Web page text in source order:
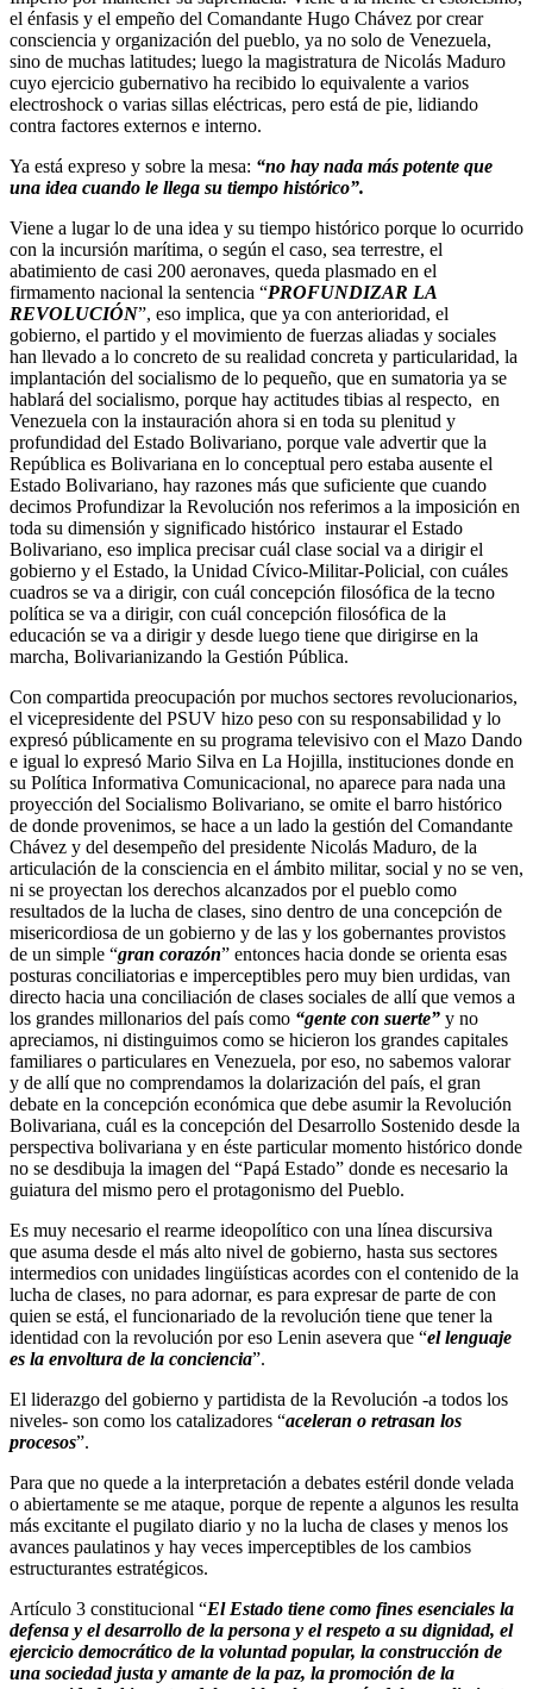
el énfasis y el empeño del Comandante Hugo Chávez por crear
consciencia y organización del pueblo, ya no solo de Venezuela,
sino de muchas latitudes; luego la magistratura de Nicolás Maduro
cuyo ejercicio gubernativo ha recibido lo equivalente a varios
electroshock o varias sillas eléctricas, pero está de pie, lidiando
contra factores externos e interno.
Ya está expreso y sobre la mesa: “no hay nada más potente que
una idea cuando le llega su tiempo histórico”.
Viene a lugar lo de una idea y su tiempo histórico porque lo ocurrido
con la incursión marítima, o según el caso, sea terrestre, el
abatimiento de casi 200 aeronaves, queda plasmado en el
firmamento nacional la sentencia “PROFUNDIZAR LA
REVOLUCIÓN”, eso implica, que ya con anterioridad, el
gobierno, el partido y el movimiento de fuerzas aliadas y sociales
han llevado a lo concreto de su realidad concreta y particularidad, la
implantación del socialismo de lo pequeño, que en sumatoria ya se
hablará del socialismo, porque hay actitudes tibias al respecto, en
Venezuela con la instauración ahora si en toda su plenitud y
profundidad del Estado Bolivariano, porque vale advertir que la
República es Bolivariana en lo conceptual pero estaba ausente el
Estado Bolivariano, hay razones más que suficiente que cuando
decimos Profundizar la Revolución nos referimos a la imposición en
toda su dimensión y significado histórico instaurar el Estado
Bolivariano, eso implica precisar cuál clase social va a dirigir el
gobierno y el Estado, la Unidad Cívico-Militar-Policial, con cuáles
cuadros se va a dirigir, con cuál concepción filosófica de la tecno
política se va a dirigir, con cuál concepción filosófica de la
educación se va a dirigir y desde luego tiene que dirigirse en la
marcha, Bolivarianizando la Gestión Pública.
Con compartida preocupación por muchos sectores revolucionarios,
el vicepresidente del PSUV hizo peso con su responsabilidad y lo
expresó públicamente en su programa televisivo con el Mazo Dando
e igual lo expresó Mario Silva en La Hojilla, instituciones donde en
su Política Informativa Comunicacional, no aparece para nada una
proyección del Socialismo Bolivariano, se omite el barro histórico
de donde provenimos, se hace a un lado la gestión del Comandante
Chávez y del desempeño del presidente Nicolás Maduro, de la
articulación de la consciencia en el ámbito militar, social y no se ven,
ni se proyectan los derechos alcanzados por el pueblo como
resultados de la lucha de clases, sino dentro de una concepción de
misericordiosa de un gobierno y de las y los gobernantes provistos
de un simple “gran corazón” entonces hacia donde se orienta esas
posturas conciliatorias e imperceptibles pero muy bien urdidas, van
directo hacia una conciliación de clases sociales de allí que vemos a
los grandes millonarios del país como “gente con suerte” y no
apreciamos, ni distinguimos como se hicieron los grandes capitales
familiares o particulares en Venezuela, por eso, no sabemos valorar
y de allí que no comprendamos la dolarización del país, el gran
debate en la concepción económica que debe asumir la Revolución
Bolivariana, cuál es la concepción del Desarrollo Sostenido desde la
perspectiva bolivariana y en éste particular momento histórico donde
no se desdibuja la imagen del “Papá Estado” donde es necesario la
guiatura del mismo pero el protagonismo del Pueblo.
Es muy necesario el rearme ideopolítico con una línea discursiva
que asuma desde el más alto nivel de gobierno, hasta sus sectores
intermedios con unidades lingüísticas acordes con el contenido de la
lucha de clases, no para adornar, es para expresar de parte de con
quien se está, el funcionariado de la revolución tiene que tener la
identidad con la revolución por eso Lenin asevera que “el lenguaje
es la envoltura de la conciencia”.
El liderazgo del gobierno y partidista de la Revolución -a todos los
niveles- son como los catalizadores “aceleran o retrasan los
procesos”.
Para que no quede a la interpretación a debates estéril donde velada
o abiertamente se me ataque, porque de repente a algunos les resulta
más excitante el pugilato diario y no la lucha de clases y menos los
avances paulatinos y hay veces imperceptibles de los cambios
estructurantes estratégicos.
Artículo 3 constitucional “El Estado tiene como fines esenciales la
defensa y el desarrollo de la persona y el respeto a su dignidad, el
ejercicio democrático de la voluntad popular, la construcción de
una sociedad justa y amante de la paz, la promoción de la